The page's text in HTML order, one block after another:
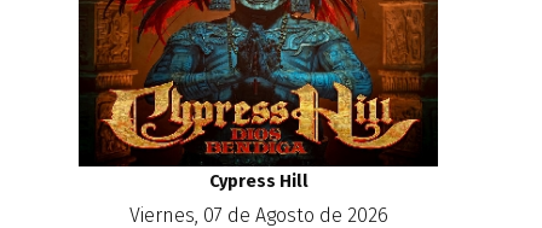
Cypress Hill
Viernes, 07 de Agosto de 2026